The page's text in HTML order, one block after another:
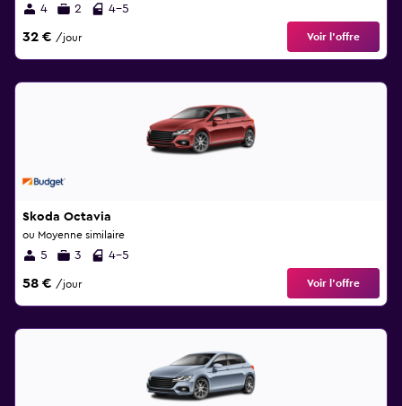
4 2 4-5
32 € /jour Voir l’offre
Skoda Octavia
ou Moyenne similaire
5 3 4-5
58 € /jour Voir l’offre